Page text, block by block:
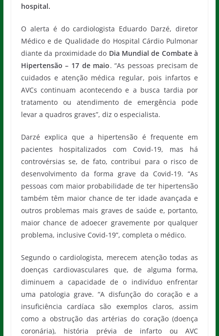
hospital.
O alerta é do cardiologista Eduardo Darzé, diretor
Médico e de Qualidade do Hospital Cárdio Pulmonar
diante da proximidade do Dia Mundial de Combate à
Hipertensão – 17 de maio. “As pessoas precisam de
cuidados e atenção médica regular, pois infartos e
AVCs continuam acontecendo e a busca tardia por
tratamento ou atendimento de emergência pode
levar a quadros graves”, diz o especialista.
Darzé explica que a hipertensão é frequente em
pacientes hospitalizados com Covid-19, mas há
controvérsias se, de fato, contribui para o risco de
desenvolvimento da forma grave da Covid-19. “As
pessoas com maior probabilidade de ter hipertensão
também têm maior chance de ter idade avançada e
outros problemas mais graves de saúde e, portanto,
maior chance de adoecer gravemente por qualquer
problema, inclusive Covid-19”, completa o médico.
Segundo o cardiologista, merecem atenção todas as
doenças cardiovasculares que, de alguma forma,
diminuem a capacidade de o indivíduo enfrentar
uma patologia grave. “A disfunção do coração e a
insuficiência cardíaca são exemplos claros, assim
como a obstrução das artérias do coração (doença
coronária), história prévia de infarto ou AVC